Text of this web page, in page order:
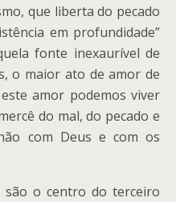
que liberta do pecado
em profundidade”
fonte inexaurível de
o maior ato de amor de
amor podemos viver
do mal, do pecado e
com Deus e com os
são o centro do terceiro